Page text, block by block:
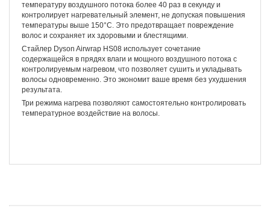
температуру воздушного потока более 40 раз в секунду и
контролирует нагревательный элемент, не допуская повышения
температуры выше 150°C. Это предотвращает повреждение
волос и сохраняет их здоровыми и блестящими.
Стайлер Dyson Airwrap HS08 использует сочетание
содержащейся в прядях влаги и мощного воздушного потока с
контролируемым нагревом, что позволяет сушить и укладывать
волосы одновременно. Это экономит ваше время без ухудшения
результата.
Три режима нагрева позволяют самостоятельно контролировать
температурное воздействие на волосы.